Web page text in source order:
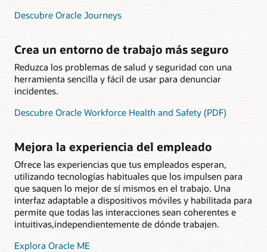
Descubre Oracle Journeys
Crea un entorno de trabajo más seguro
Reduzca los problemas de salud y seguridad con una
herramienta sencilla y fácil de usar para denunciar
incidentes.
Descubre Oracle Workforce Health and Safety (PDF)
Mejora la experiencia del empleado
Ofrece las experiencias que tus empleados esperan,
utilizando tecnologías habituales que los impulsen para
que saquen lo mejor de sí mismos en el trabajo. Una
interfaz adaptable a dispositivos móviles y habilitada para
permite que todas las interacciones sean coherentes e
intuitivas,independientemente de dónde trabajen.
Explora Oracle ME